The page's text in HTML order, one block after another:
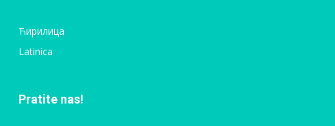
Ћирилица
Latinica
Pratite nas!